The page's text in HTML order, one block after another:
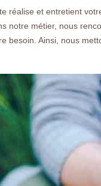
réalise et entretient
notre métier, nous
Ainsi, nous